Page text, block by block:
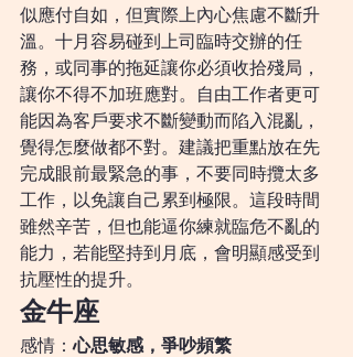
似應付自如，但實際上內心焦慮不斷升
溫。十月容易碰到上司臨時交辦的任
務，或同事的拖延讓你必須收拾殘局，
讓你不得不加班應對。自由工作者更可
能因為客戶要求不斷變動而陷入混亂，
覺得怎麼做都不對。建議把重點放在先
完成眼前最緊急的事，不要同時攬太多
工作，以免讓自己累到極限。這段時間
雖然辛苦，但也能逼你練就臨危不亂的
能力，若能堅持到月底，會明顯感受到
抗壓性的提升。
金牛座
感情：心思敏感，爭吵頻繁